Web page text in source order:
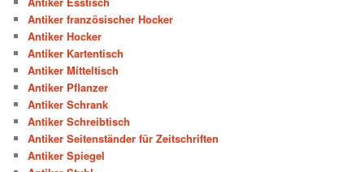
Antiker französischer Hocker
Antiker Hocker
Antiker Kartentisch
Antiker Mitteltisch
Antiker Pflanzer
Antiker Schrank
Antiker Schreibtisch
Antiker Seitenständer für Zeitschriften
Antiker Spiegel